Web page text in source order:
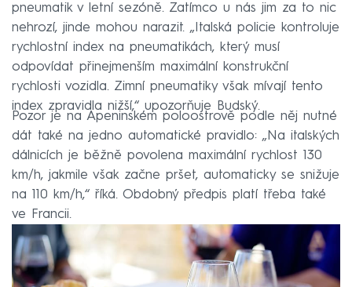
pneumatik v letní sezóně. Zatímco u nás jim za to nic
nehrozí, jinde mohou narazit. „Italská policie kontroluje
rychlostní index na pneumatikách, který musí
odpovídat přinejmenším maximální konstrukční
rychlosti vozidla. Zimní pneumatiky však mívají tento
index zpravidla nižší,“ upozorňuje Budský.
Pozor je na Apeninském poloostrově podle něj nutné
dát také na jedno automatické pravidlo: „Na italských
dálnicích je běžně povolena maximální rychlost 130
km/h, jakmile však začne pršet, automaticky se snižuje
na 110 km/h,“ říká. Obdobný předpis platí třeba také
ve Francii.